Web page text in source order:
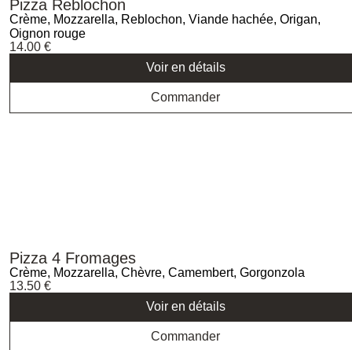
Pizza Reblochon
Crème, Mozzarella, Reblochon, Viande hachée, Origan,
Oignon rouge
14.00 €
Voir en détails
Commander
Pizza 4 Fromages
Crème, Mozzarella, Chèvre, Camembert, Gorgonzola
13.50 €
Voir en détails
Commander